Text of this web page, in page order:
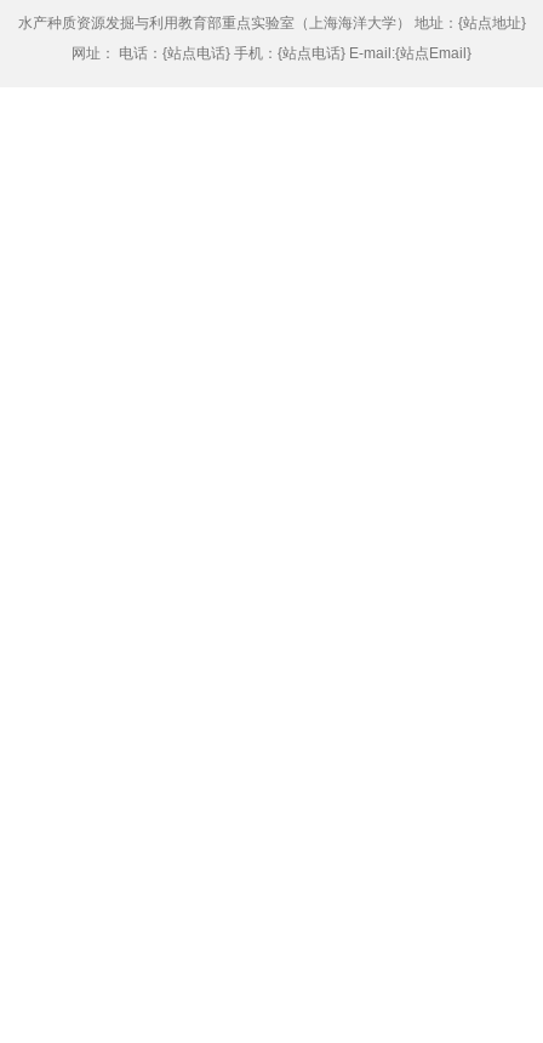
水产种质资源发掘与利用教育部重点实验室（上海海洋大学） 地址：{站点地址}
网址： 电话：{站点电话} 手机：{站点电话} E-mail:{站点Email}